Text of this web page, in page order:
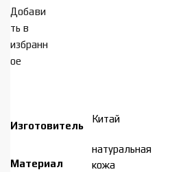
Добави
ть в
избранн
ое
Изготовитель
Китай
Материал
натуральная
кожа